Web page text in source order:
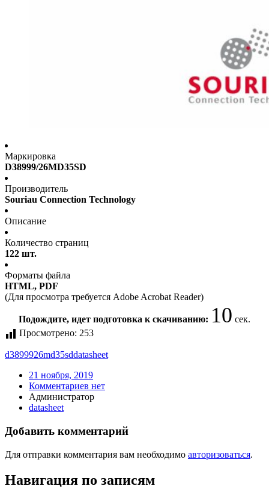
Маркировка
D38999/26MD35SD
Производитель
Souriau Connection Technology
Описание
Количество страниц
122 шт.
Форматы файла
HTML, PDF
(Для просмотра требуется Adobe Acrobat Reader)
Подождите, идет подготовка к скачиванию: 10 сек.
Просмотрено: 253
d3899926md35sddatasheet
21 ноября, 2019
Комментариев нет
Администратор
datasheet
Добавить комментарий
Для отправки комментария вам необходимо авторизоваться.
Навигация по записям